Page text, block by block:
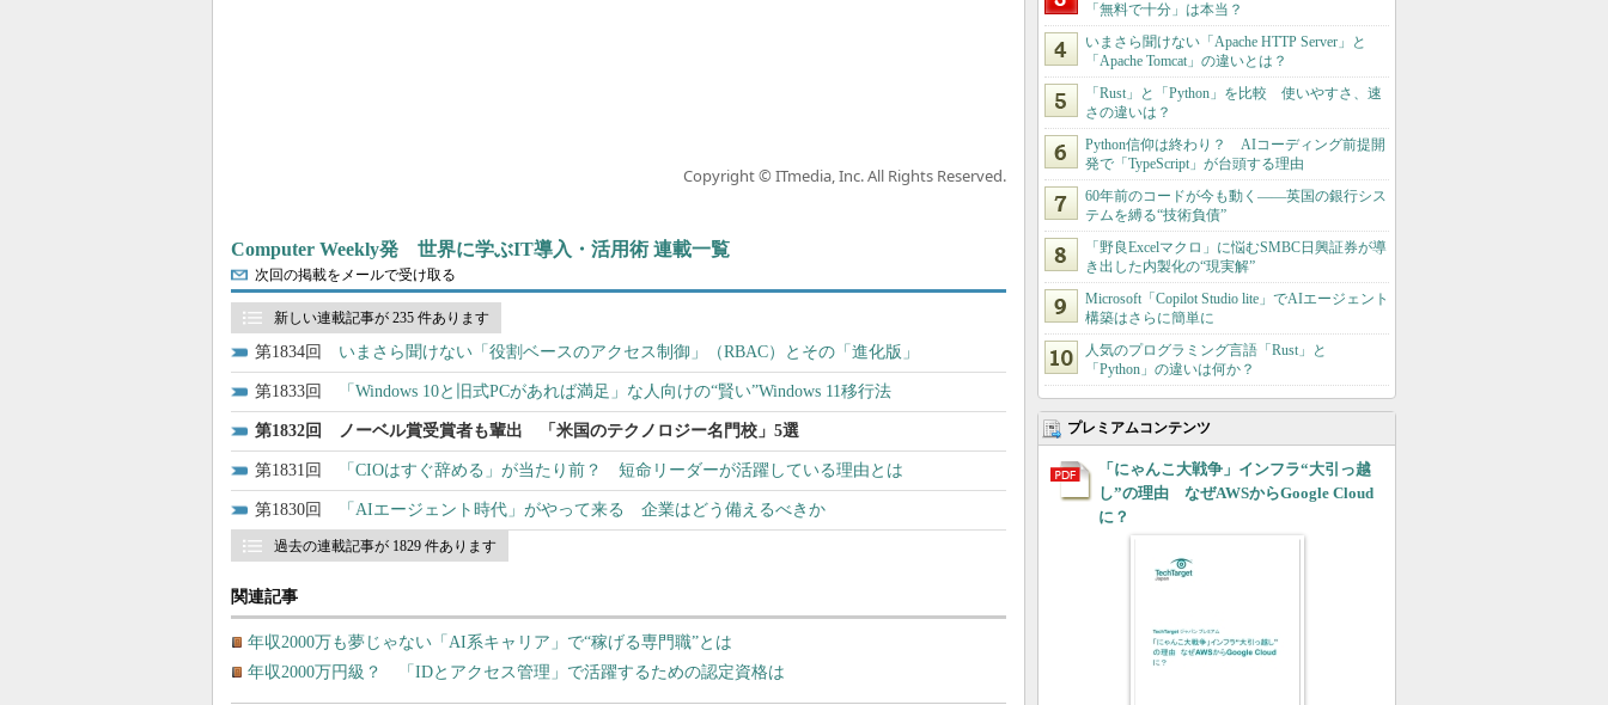
Copyright © ITmedia, Inc. All Rights Reserved.
Computer Weekly発 世界に学ぶIT導入・活用術 連載一覧
次回の掲載をメールで受け取る
新しい連載記事が 235 件あります
1834 いまさら聞けない「役割ベースのアクセス制御」（RBAC）とその「進化版」
1833 「Windows 10と旧式PCがあれば満足」な人向けの“賢い”Windows 11移行法
1832 ノーベル賞受賞者も輩出 「米国のテクノロジー名門校」5選
1831 「CIOはすぐ辞める」が当たり前？ 短命リーダーが活躍している理由とは
1830 「AIエージェント時代」がやって来る 企業はどう備えるべきか
過去の連載記事が 1829 件あります
関連記事
年収2000万も夢じゃない「AI系キャリア」で“稼げる専門職”とは
年収2000万円級？ 「IDとアクセス管理」で活躍するための認定資格は
「無料で十分」は本当？
いまさら聞けない「Apache HTTP Server」と
「Apache Tomcat」の違いとは？
「Rust」と「Python」を比較 使いやすさ、速
さの違いは？
Python信仰は終わり？ AIコーディング前提開
発で「TypeScript」が台頭する理由
60年前のコードが今も動く――英国の銀行シス
テムを縛る“技術負債”
「野良Excelマクロ」に悩むSMBC日興証券が導
き出した内製化の“現実解”
Microsoft「Copilot Studio lite」でAIエージェント
構築はさらに簡単に
人気のプログラミング言語「Rust」と
「Python」の違いは何か？
プレミアムコンテンツ
「にゃんこ大戦争」インフラ“大引っ越
し”の理由 なぜAWSからGoogle Cloud
に？